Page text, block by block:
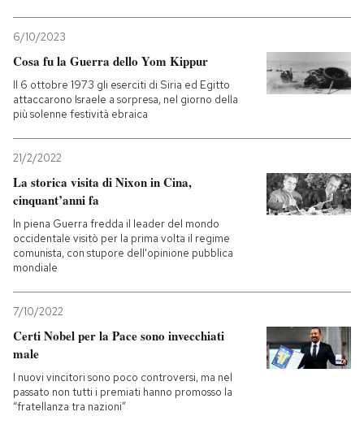
6/10/2023
Cosa fu la Guerra dello Yom Kippur
Il 6 ottobre 1973 gli eserciti di Siria ed Egitto
attaccarono Israele a sorpresa, nel giorno della
più solenne festività ebraica
21/2/2022
La storica visita di Nixon in Cina,
cinquant’anni fa
In piena Guerra fredda il leader del mondo
occidentale visitò per la prima volta il regime
comunista, con stupore dell'opinione pubblica
mondiale
7/10/2022
Certi Nobel per la Pace sono invecchiati
male
I nuovi vincitori sono poco controversi, ma nel
passato non tutti i premiati hanno promosso la
“fratellanza tra nazioni”